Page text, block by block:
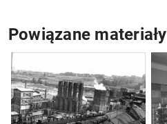
Powiązane materiały